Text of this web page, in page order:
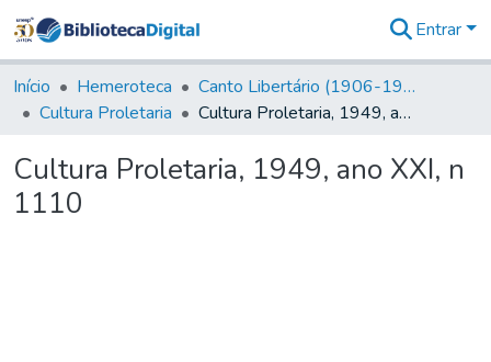
&
Coleções
Tudo na
Digital
Entrar
Início Hemeroteca
Canto Libertário (1906-1995)
Cultura Proletaria
Cultura Proletaria, 1949, ano XXI, n 1110
Cultura Proletaria, 1949, ano XXI, n
1110